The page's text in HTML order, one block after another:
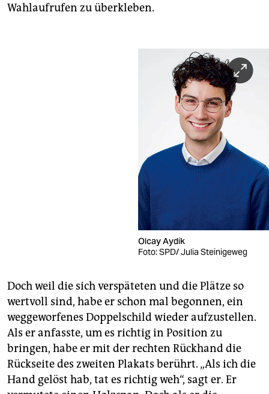
Wahlaufrufen zu überkleben.
Olcay Aydik
Foto: SPD/ Julia Steinigeweg
Doch weil die sich verspäteten und die Plätze so
wertvoll sind, habe er schon mal begonnen, ein
weggeworfenes Doppelschild wieder aufzustellen.
Als er anfasste, um es richtig in Position zu
bringen, habe er mit der rechten Rückhand die
Rückseite des zweiten Plakats berührt. „Als ich die
Hand gelöst hab, tat es richtig weh“, sagt er. Er